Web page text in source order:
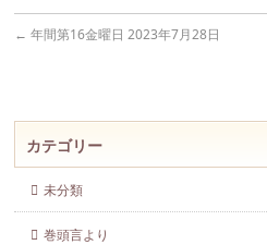
← 年間第16金曜日 2023年7月28日
カテゴリー
未分類
巻頭言より